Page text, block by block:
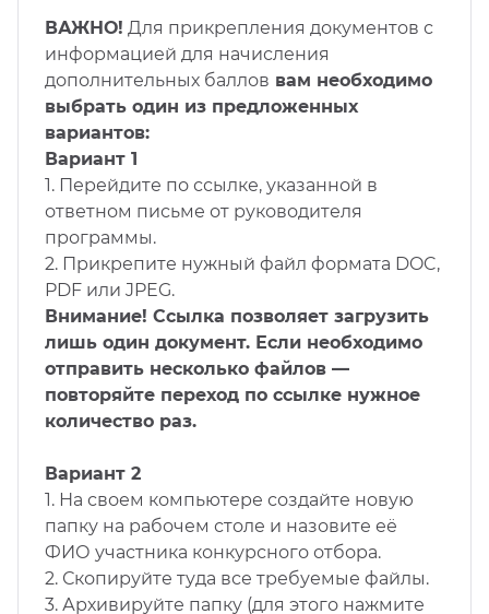
ВАЖНО! Для прикрепления документов с
информацией для начисления
дополнительных баллов вам необходимо
выбрать один из предложенных
вариантов:
Вариант 1
1. Перейдите по ссылке, указанной в
ответном письме от руководителя
программы.
2. Прикрепите нужный файл формата DOC,
PDF или JPEG.
Внимание! Ссылка позволяет загрузить
лишь один документ. Если необходимо
отправить несколько файлов —
повторяйте переход по ссылке нужное
количество раз.
Вариант 2
1. На своем компьютере создайте новую
папку на рабочем столе и назовите её
ФИО участника конкурсного отбора.
2. Скопируйте туда все требуемые файлы.
3. Архивируйте папку (для этого нажмите